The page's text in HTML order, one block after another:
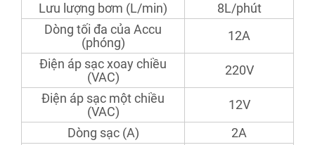
Lưu lượng bơm (L/min)
8L/phút
Dòng tối đa của Accu
(phóng)
12A
Điện áp sạc xoay chiều
(VAC)
220V
Điện áp sạc một chiều
(VAC)
12V
Dòng sạc (A)
2A